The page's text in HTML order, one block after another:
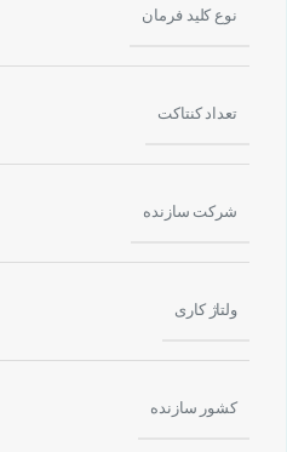
نوع کلید فرمان
تعداد کنتاکت
شرکت سازنده
ولتاژ کاری
کشور سازنده